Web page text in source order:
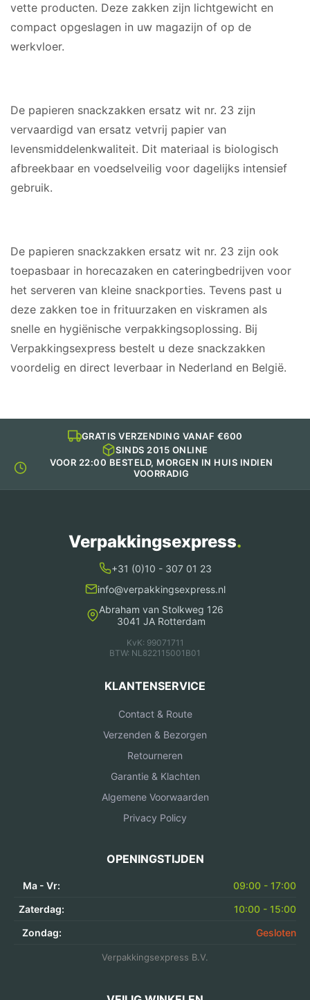
vette producten. Deze zakken zijn lichtgewicht en
compact opgeslagen in uw magazijn of op de
werkvloer.
De papieren snackzakken ersatz wit nr. 23 zijn
vervaardigd van ersatz vetvrij papier van
levensmiddelenkwaliteit. Dit materiaal is biologisch
afbreekbaar en voedselveilig voor dagelijks intensief
gebruik.
De papieren snackzakken ersatz wit nr. 23 zijn ook
toepasbaar in horecazaken en cateringbedrijven voor
het serveren van kleine snackporties. Tevens past u
deze zakken toe in frituurzaken en viskramen als
snelle en hygiënische verpakkingsoplossing. Bij
Verpakkingsexpress bestelt u deze snackzakken
voordelig en direct leverbaar in Nederland en België.
GRATIS VERZENDING VANAF €600
SINDS 2015 ONLINE
VOOR 22:00 BESTELD, MORGEN IN HUIS INDIEN
VOORRADIG
Verpakkingsexpress.
+31 (0)10 - 307 01 23
info@verpakkingsexpress.nl
Abraham van Stolkweg 126
3041 JA Rotterdam
KvK: 99071711
BTW: NL822115001B01
KLANTENSERVICE
Contact & Route
Verzenden & Bezorgen
Retourneren
Garantie & Klachten
Algemene Voorwaarden
Privacy Policy
OPENINGSTIJDEN
Ma - Vr:
09:00 - 17:00
Zaterdag:
10:00 - 15:00
Zondag:
Gesloten
Verpakkingsexpress B.V.